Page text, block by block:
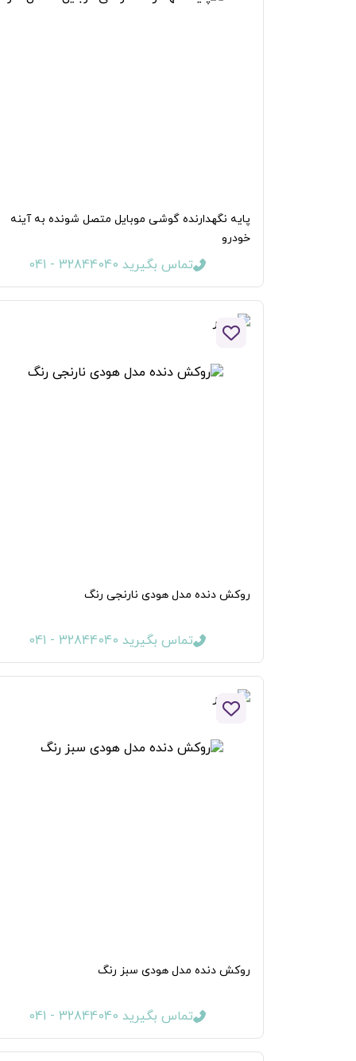
پایه نگهدارنده گوشی موبایل متصل شونده به آینه
تماس بگیرید 32844040 - 041
افزودن به لیست علاقه مندی ها
روکش دنده مدل هودی نارنجی رنگ
تماس بگیرید 32844040 - 041
افزودن به لیست علاقه مندی ها
روکش دنده مدل هودی سبز رنگ
تماس بگیرید 32844040 - 041